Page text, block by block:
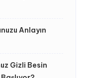
Anlayın
Gizli Besin